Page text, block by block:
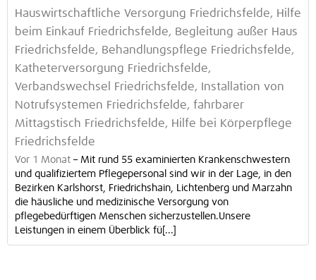
Hauswirtschaftliche Versorgung Friedrichsfelde, Hilfe
beim Einkauf Friedrichsfelde, Begleitung außer Haus
Friedrichsfelde, Behandlungspflege Friedrichsfelde,
Katheterversorgung Friedrichsfelde,
Verbandswechsel Friedrichsfelde, Installation von
Notrufsystemen Friedrichsfelde, fahrbarer
Mittagstisch Friedrichsfelde, Hilfe bei Körperpflege
Friedrichsfelde
Vor 1 Monat – Mit rund 55 examinierten Krankenschwestern
und qualifiziertem Pflegepersonal sind wir in der Lage, in den
Bezirken Karlshorst, Friedrichshain, Lichtenberg und Marzahn
die häusliche und medizinische Versorgung von
pflegebedürftigen Menschen sicherzustellen.Unsere
Leistungen in einem Überblick fü[...]